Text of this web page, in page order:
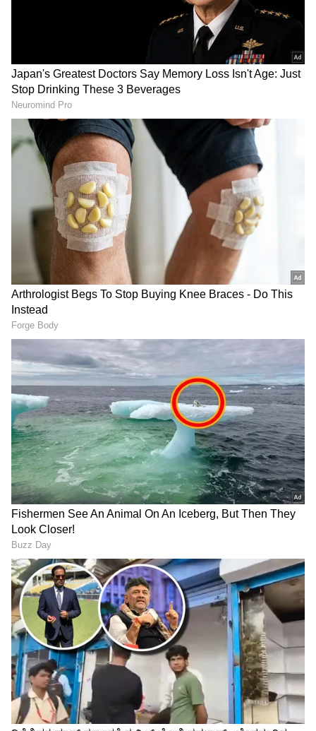
Actress Kushboo Sundar Instagram
ಮದುವೆ ಸ್ವರ್ಗದಲ್ಲಿ ನಿಶ್ಚಯ ಆಗುತ್ತೆ
“ಈ ಕ್ಷಣದಲ್ಲಿ ನಮ್ಮ ಮನಸ್ಸು ಮಾತುಗಳಿಗೂ ನಿಲುಕದ
ಭಾವುಕತೆಯಿಂದ ತುಂಬಿಹೋಗಿದೆ, ನಮ್ಮ ಭಾವನೆಗಳನ್ನು
ವ್ಯಕ್ತಪಡಿಸಲು ಪದಗಳೇ ಸಾಲದಾಗಿವೆ. ಪೋಷಕರಾಗಿ,
ಕುಟುಂಬವೇ ಯಾವಾಗಲೂ ನಮ್ಮ ಪ್ರಾಣ, ಸರ್ವಸ್ವವಾಗಿದೆ.
ಹಾಗೆಯೇ, ‘ಮದುವೆಗಳು ಸ್ವರ್ಗದಲ್ಲಿ ನಿಶ್ಚಯವಾಗುತ್ತವೆ’
ಎಂದು ನಾವು ಬಲವಾಗಿ ನಂಬಿದ್ದೇವೆ” ಎಂದು ಖುಷ್ಬೂ
ಸುಂದರ್‌ ಹೇಳಿಕೊಂಡಿದ್ದಾರೆ.
Related Articles
Kushboo Sundar Daughter: ಮಗಳ ಮದುವೆ
ಸಂಭ್ರಮದಲ್ಲಿ 'ರಣಧೀರ' ಸಿನಿಮಾ ನಟಿ ಖುಷ್ಬೂ
ಸುಂದರ್!‌ ಹುಡುಗ ಯಾರು?
ಮದ್ವೆಯಾಗಿ 28 ವರ್ಷ ಆದ್ರೂ ಗಂಡನಿಗೆ ಈ ಮಾತು
ಹೇಳಿಲ್ಲ: ನೆಟ್ಟಿಗರಿಂದ Kushboo ಒತ್ತಾಯ
3